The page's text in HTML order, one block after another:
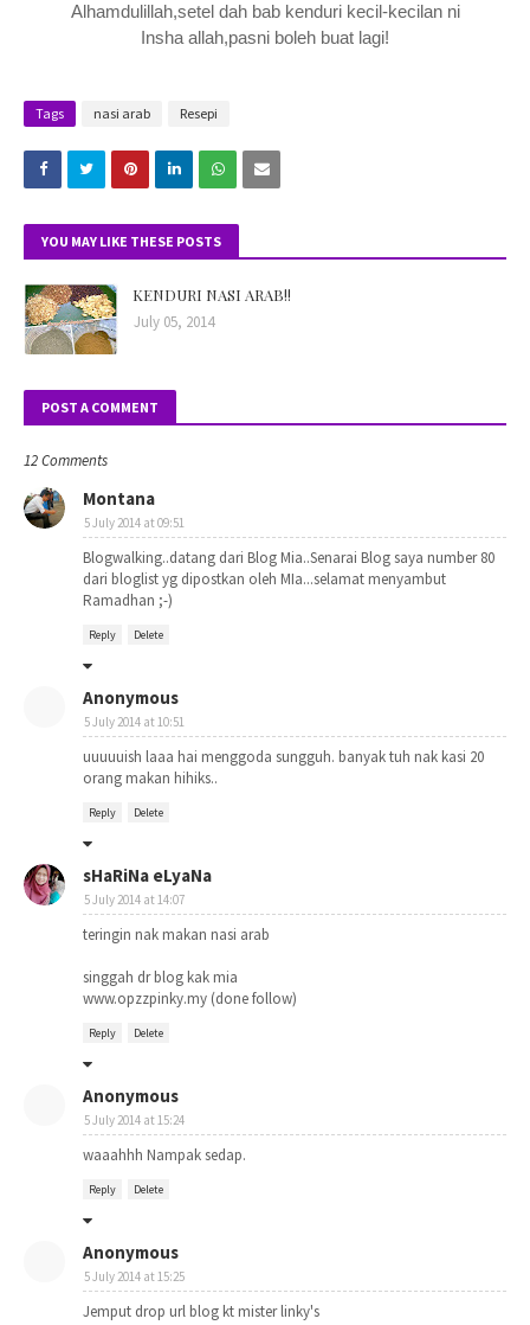
Alhamdulillah,setel dah bab kenduri kecil-kecilan ni
Insha allah,pasni boleh buat lagi!
Tags nasi arab Resepi
YOU MAY LIKE THESE POSTS
KENDURI NASI ARAB!!
July 05, 2014
POST A COMMENT
12 Comments
Montana
5 July 2014 at 09:51
Blogwalking..datang dari Blog Mia..Senarai Blog saya number 80
dari bloglist yg dipostkan oleh MIa...selamat menyambut
Ramadhan ;-)
Reply Delete
Anonymous
5 July 2014 at 10:51
uuuuuish laaa hai menggoda sungguh. banyak tuh nak kasi 20
orang makan hihiks..
Reply Delete
sHaRiNa eLyaNa
5 July 2014 at 14:07
teringin nak makan nasi arab
singgah dr blog kak mia
www.opzzpinky.my (done follow)
Reply Delete
Anonymous
5 July 2014 at 15:24
waaahhh Nampak sedap.
Reply Delete
Anonymous
5 July 2014 at 15:25
Jemput drop url blog kt mister linky's